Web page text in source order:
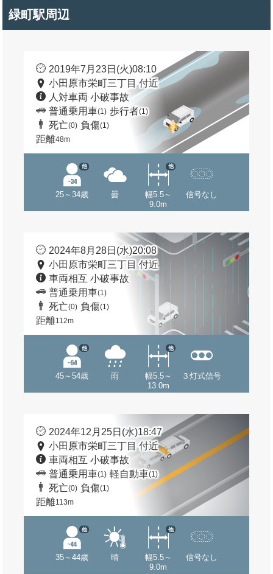
緑町駅周辺
2019年7月23日(火)08:10
小田原市栄町三丁目 付近
人対車両 小破事故
普通乗用車(1) 歩行者(1)
死亡(0) 負傷(1)
距離48m
25～34歳
他
曇
幅5.5～
9.0m
他
信号なし
2024年8月28日(水)20:08
小田原市栄町三丁目 付近
車両相互 小破事故
普通乗用車(1)
死亡(0) 負傷(1)
距離112m
45～54歳
他
雨
幅5.5～
13.0m
他
３灯式信号
2024年12月25日(水)18:47
小田原市栄町三丁目 付近
車両相互 小破事故
普通乗用車(1) 軽自動車(1)
死亡(0) 負傷(1)
距離113m
35～44歳
他
晴
幅5.5～
9.0m
他
信号なし